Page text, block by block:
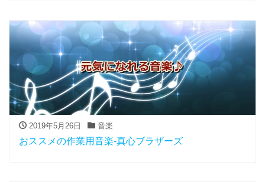
2019年5月26日 音楽
おススメの作業用音楽-真心ブラザーズ